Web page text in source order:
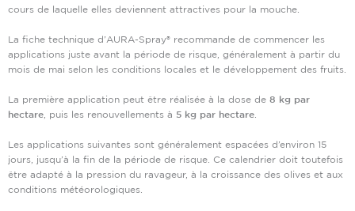
cours de laquelle elles deviennent attractives pour la mouche.
La fiche technique d’AURA-Spray® recommande de commencer les
applications juste avant la période de risque, généralement à partir du
mois de mai selon les conditions locales et le développement des fruits.
La première application peut être réalisée à la dose de 8 kg par
hectare , puis les renouvellements à 5 kg par hectare
Les applications suivantes sont généralement espacées d’environ 15
jours, jusqu’à la fin de la période de risque. Ce calendrier doit toutefois
être adapté à la pression du ravageur, à la croissance des olives et aux
conditions météorologiques.